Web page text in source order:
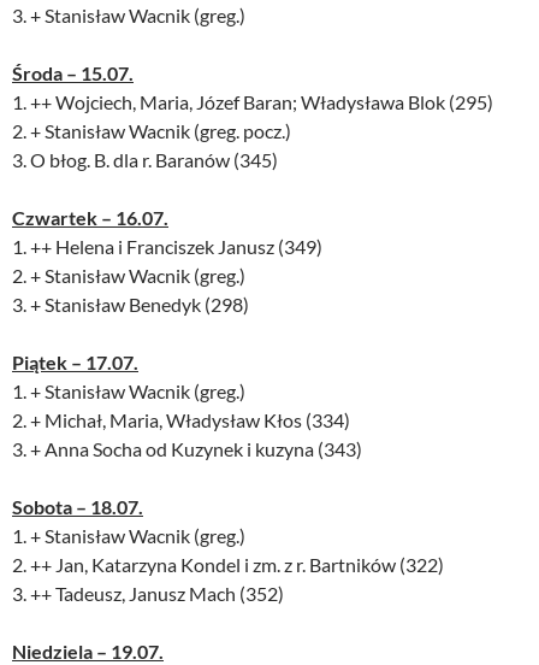
3. + Stanisław Wacnik (greg.)
Środa – 15.07.
1. ++ Wojciech, Maria, Józef Baran; Władysława Blok (295)
2. + Stanisław Wacnik (greg. pocz.)
3. O błog. B. dla r. Baranów (345)
Czwartek – 16.07.
1. ++ Helena i Franciszek Janusz (349)
2. + Stanisław Wacnik (greg.)
3. + Stanisław Benedyk (298)
Piątek – 17.07.
1. + Stanisław Wacnik (greg.)
2. + Michał, Maria, Władysław Kłos (334)
3. + Anna Socha od Kuzynek i kuzyna (343)
Sobota – 18.07.
1. + Stanisław Wacnik (greg.)
2. ++ Jan, Katarzyna Kondel i zm. z r. Bartników (322)
3. ++ Tadeusz, Janusz Mach (352)
Niedziela – 19.07.